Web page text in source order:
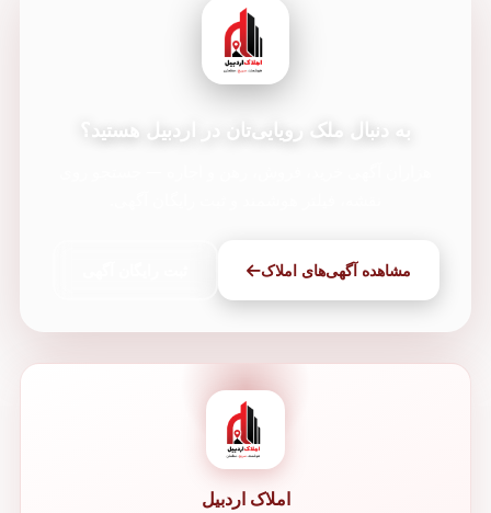
به دنبال ملک رویایی‌تان در اردبیل هستید؟
مشاهده آگهی‌های املاک
املاک اردبیل